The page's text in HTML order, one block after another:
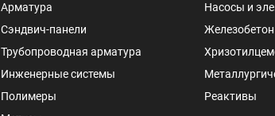
Арматура
Сэндвич-панели
Трубопроводная арматура
Инженерные системы
Полимеры
Насосы и
Реактивы